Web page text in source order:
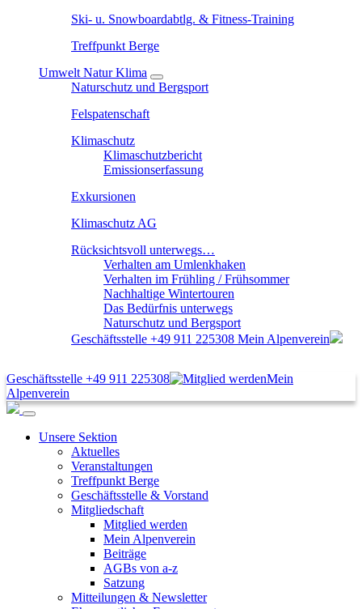
Ski- u. Snowboardabtlg. & Fitness-Training
Treffpunkt Berge
Umwelt Natur Klima
Naturschutz und Bergsport
Felspatenschaft
Klimaschutz
Klimaschutzbericht
Emissionserfassung
Exkursionen
Klimaschutz AG
Rücksichtsvoll unterwegs…
Verhalten am Umlenkhaken
Verhalten im Frühling / Frühsommer
Nachhaltige Wintertouren
Das Bedürfnis unterwegs
Naturschutz und Bergsport
Geschäftsstelle +49 911 225308 Mein Alpenverein
Geschäftsstelle +49 911 225308
Mein
Alpenverein
Unsere Sektion
Aktuelles
Veranstaltungen
Treffpunkt Berge
Geschäftsstelle & Vorstand
Mitgliedschaft
Mitglied werden
Mein Alpenverein
Beiträge
AGBs von a-z
Satzung
Mitteilungen & Newsletter